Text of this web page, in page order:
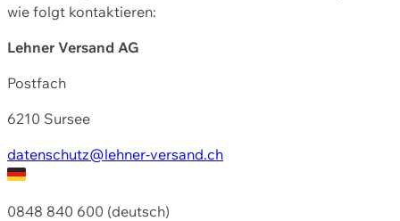
wie folgt kontaktieren:
Lehner Versand AG
Postfach
6210 Sursee
datenschutz@lehner-versand.ch
0848 840 600 (deutsch)